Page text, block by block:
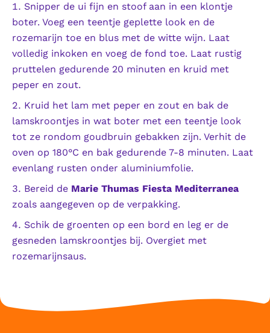
Snipper de ui fijn en stoof aan in een klontje
boter. Voeg een teentje geplette look en de
rozemarijn toe en blus met de witte wijn. Laat
volledig inkoken en voeg de fond toe. Laat rustig
pruttelen gedurende 20 minuten en kruid met
peper en zout.
Kruid het lam met peper en zout en bak de
lamskroontjes in wat boter met een teentje look
tot ze rondom goudbruin gebakken zijn. Verhit de
oven op 180°C en bak gedurende 7-8 minuten. Laat
evenlang rusten onder aluminiumfolie.
Bereid de Marie Thumas Fiesta Mediterranea
zoals aangegeven op de verpakking.
Schik de groenten op een bord en leg er de
gesneden lamskroontjes bij. Overgiet met
rozemarijnsaus.